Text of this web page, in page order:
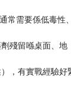
常需要係低毒性、
殘留喺桌面、地
，有實戰經驗好